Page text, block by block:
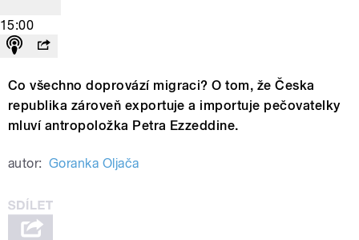
15:00
Co všechno doprovází migraci? O tom, že Česka
republika zároveň exportuje a importuje pečovatelky
mluví antropoložka Petra Ezzeddine.
autor: Goranka Oljača